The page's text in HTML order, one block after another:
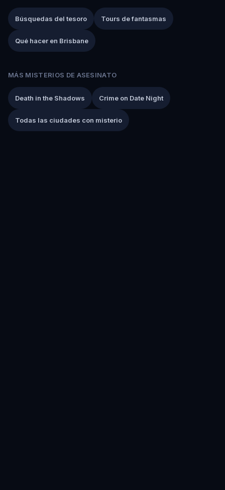
Búsquedas del tesoro Tours de fantasmas
Qué hacer en Brisbane
MÁS MISTERIOS DE ASESINATO
Death in the Shadows Crime on Date Night
Todas las ciudades con misterio